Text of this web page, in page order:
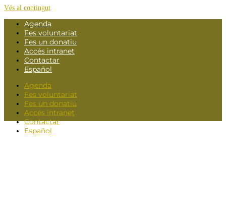
Vés al contingut
Agenda
Fes voluntariat
Fes un donatiu
Accés intranet
Contactar
Español
Agenda
Fes voluntariat
Fes un donatiu
Accés intranet
Contactar
Español